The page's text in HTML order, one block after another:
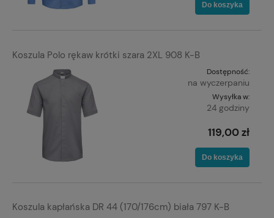
Do koszyka
Koszula Polo rękaw krótki szara 2XL 908 K-B
Dostępność:
na wyczerpaniu
Wysyłka w:
24 godziny
119,00 zł
Do koszyka
Koszula kapłańska DR 44 (170/176cm) biała 797 K-B